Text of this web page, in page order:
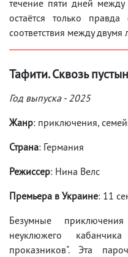
течение пяти дней
остаётся только
соответствия между двумя
Тафити. Сквозь
Год выпуска - 2025
Жанр: приключения,
Страна: Германия
Режиссер: Нина Велс
Премьера в Украине: 11
Безумные
неуклюжего
проказников". Эта